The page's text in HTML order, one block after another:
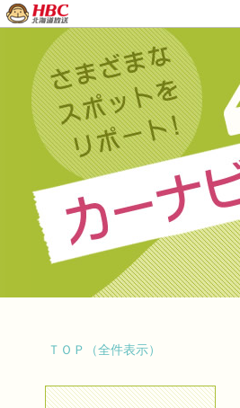
ＴＯＰ（全件表示）